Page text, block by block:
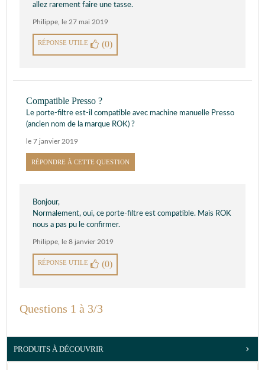
allez rarement faire une tasse.
Philippe le 27 mai 2019
RÉPONSE UTILE (0)
Compatible Presso ?
Le porte-filtre est-il compatible avec machine manuelle Presso
(ancien nom de la marque ROK) ?
le 7 janvier 2019
RÉPONDRE À CETTE QUESTION
Bonjour,
Normalement, oui, ce porte-filtre est compatible. Mais ROK
nous a pas pu le confirmer.
Philippe le 8 janvier 2019
RÉPONSE UTILE (0)
Questions 1 à 3/3
PRODUITS À DÉCOUVRIR